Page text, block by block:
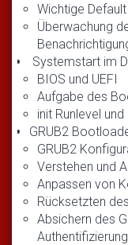
Wichtige
Überwachung
Systemstart im
BIOS und UEFI
Aufgabe des
init Runlevel
GRUB2
GRUB2
Verstehen und
Anpassen von
Rücksetzten
Absichern des
Authentifizierung